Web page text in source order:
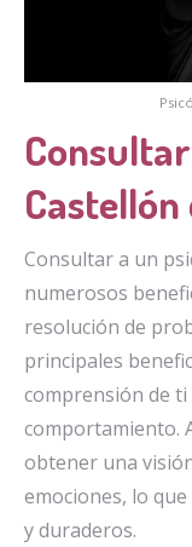
Castellón
Consultar a un
numerosos
resolución de
principales
comprensión de
comportamiento.
obtener una
emociones, lo
y duraderos.